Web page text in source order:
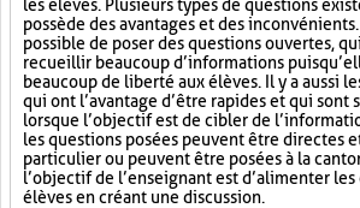
les élèves. Plusieurs types de questions
possède des avantages et des
possible de poser des questions ouvertes,
recueillir beaucoup d’informations
beaucoup de liberté aux élèves. Il y a aussi
qui ont l’avantage d’être rapides et qui
lorsque l’objectif est de cibler de
les questions posées peuvent être directes
particulier ou peuvent être posées à la
l’objectif de l’enseignant est d’alimenter
élèves en créant une discussion.